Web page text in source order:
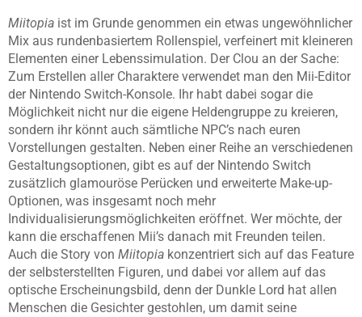
Miitopia ist im Grunde genommen ein etwas ungewöhnlicher
Mix aus rundenbasiertem Rollenspiel, verfeinert mit kleineren
Elementen einer Lebenssimulation. Der Clou an der Sache:
Zum Erstellen aller Charaktere verwendet man den Mii-Editor
der Nintendo Switch-Konsole. Ihr habt dabei sogar die
Möglichkeit nicht nur die eigene Heldengruppe zu kreieren,
sondern ihr könnt auch sämtliche NPC’s nach euren
Vorstellungen gestalten. Neben einer Reihe an verschiedenen
Gestaltungsoptionen, gibt es auf der Nintendo Switch
zusätzlich glamouröse Perücken und erweiterte Make-up-
Optionen, was insgesamt noch mehr
Individualisierungsmöglichkeiten eröffnet. Wer möchte, der
kann die erschaffenen Mii’s danach mit Freunden teilen.
Auch die Story von Miitopia konzentriert sich auf das Feature
der selbsterstellten Figuren, und dabei vor allem auf das
optische Erscheinungsbild, denn der Dunkle Lord hat allen
Menschen die Gesichter gestohlen, um damit seine